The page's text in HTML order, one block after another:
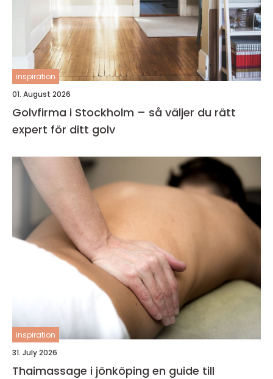
inspiration
01. August 2026
Golvfirma i Stockholm – så väljer du rätt
expert för ditt golv
inspiration
31. July 2026
Thaimassage i jönköping en guide till